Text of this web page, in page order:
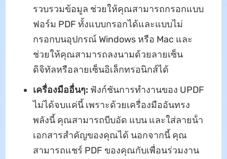
รวบรวมข้อมูล ช่วยให้คุณสามารถกรอกแบบ
ฟอร์ม PDF ทั้งแบบกรอกได้และแบบไม่
กรอกบนอุปกรณ์ Windows หรือ Mac และ
ช่วยให้คุณสามารถลงนามด้วยลายเซ็น
ดิจิทัลหรือลายเซ็นอิเล็กทรอนิกส์ได้
เครื่องมืออื่นๆ: ฟังก์ชันการทํางานของ UPDF
ไม่ได้จบแค่นี้ เพราะด้วยเครื่องมืออันทรง
พลังนี้ คุณสามารถบีบอัด แบน และใส่ลายน้ํา
เอกสารสําคัญของคุณได้ นอกจากนี้ คุณ
สามารถแชร์ PDF ของคุณกับเพื่อนร่วมงาน